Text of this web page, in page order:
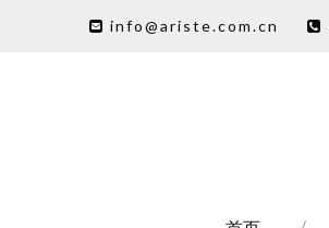
 info@ariste.com.cn 